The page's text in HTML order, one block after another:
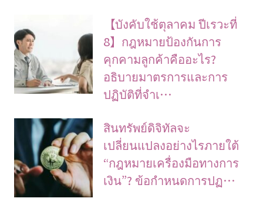
【บังคับใช้ตุลาคม ปีเรวะที่
8】กฎหมายป้องกันการ
คุกคามลูกค้าคืออะไร?
อธิบายมาตรการและการ
ปฏิบัติที่จำเ…
สินทรัพย์ดิจิทัลจะ
เปลี่ยนแปลงอย่างไรภายใต้
“กฎหมายเครื่องมือทางการ
เงิน”? ข้อกำหนดการปฏ…